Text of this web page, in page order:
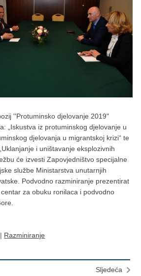
''Protuminsko djelovanje 2019"
„Iskustva iz protuminskog djelovanje u
djelovanja u migrantskoj krizi“ te
i uništavanje eksplozivnih
će izvesti Zapovjedništvo specijalne
službe Ministarstva unutarnjih
Podvodno razminiranje prezentirat
za obuku ronilaca i podvodno
| Razminiranje
Sljedeća